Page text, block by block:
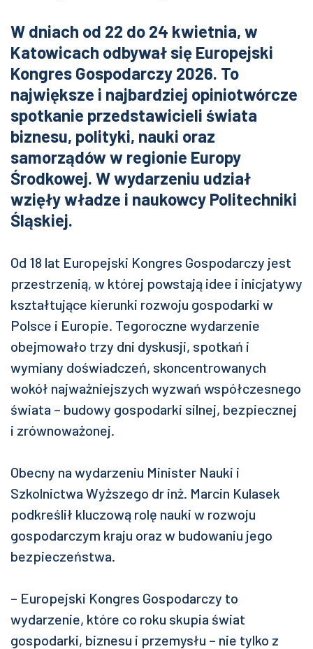
W dniach od 22 do 24 kwietnia, w
Katowicach odbywał się Europejski
Kongres Gospodarczy 2026. To
największe i najbardziej opiniotwórcze
spotkanie przedstawicieli świata
biznesu, polityki, nauki oraz
samorządów w regionie Europy
Środkowej. W wydarzeniu udział
wzięły władze i naukowcy Politechniki
Śląskiej.
Od 18 lat Europejski Kongres Gospodarczy jest
przestrzenią, w której powstają idee i inicjatywy
kształtujące kierunki rozwoju gospodarki w
Polsce i Europie. Tegoroczne wydarzenie
obejmowało trzy dni dyskusji, spotkań i
wymiany doświadczeń, skoncentrowanych
wokół najważniejszych wyzwań współczesnego
świata – budowy gospodarki silnej, bezpiecznej
i zrównoważonej.
Obecny na wydarzeniu Minister Nauki i
Szkolnictwa Wyższego dr inż. Marcin Kulasek
podkreślił kluczową rolę nauki w rozwoju
gospodarczym kraju oraz w budowaniu jego
bezpieczeństwa.
– Europejski Kongres Gospodarczy to
wydarzenie, które co roku skupia świat
gospodarki, biznesu i przemysłu – nie tylko z